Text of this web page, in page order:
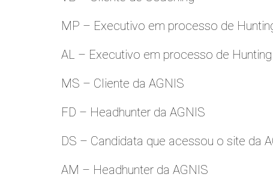
MP – Executivo em processo de
AL – Executivo em processo de
MS – Cliente da AGNIS
FD – Headhunter da AGNIS
DS – Candidata que acessou o site da
AM – Headhunter da AGNIS